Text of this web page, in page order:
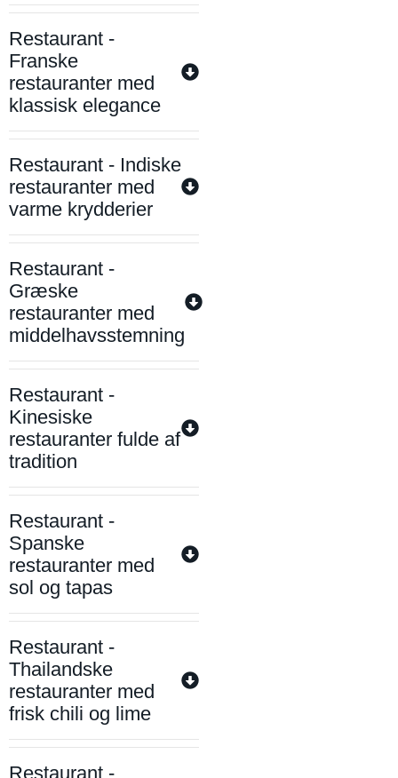
Restaurant -
Franske
restauranter med
klassisk elegance
Restaurant - Indiske
restauranter med
varme krydderier
Restaurant -
Græske
restauranter med
middelhavsstemning
Restaurant -
Kinesiske
restauranter fulde af
tradition
Restaurant -
Spanske
restauranter med
sol og tapas
Restaurant -
Thailandske
restauranter med
frisk chili og lime
Restaurant -